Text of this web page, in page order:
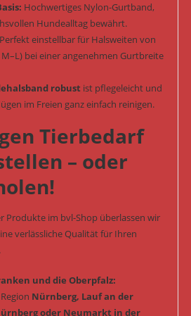
Hochwertiges Nylon-Gurtband,
Hundealltag bewährt.
Perfekt einstellbar für Halsweiten von
M–L) bei einer angenehmen Gurtbreite
robustist pflegeleicht und
im Freien ganz einfach reinigen.
Tierbedarf
– oder
Produkte im bvl-Shop überlassen wir
verlässliche Qualität für Ihren
und die Oberpfalz:
Nürnberg, Lauf an der
oder Neumarkt in der